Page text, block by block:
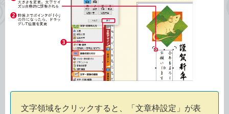
文字領域をクリックすると、「文章枠設定」が表